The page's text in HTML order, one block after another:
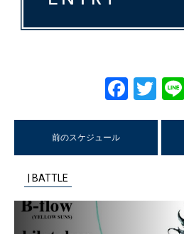
前のスケジュール
| BATTLE